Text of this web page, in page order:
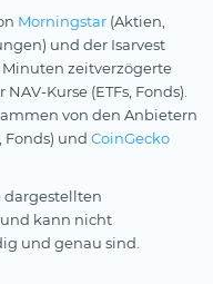
Morningstar (Aktien,
und der Isarvest
Minuten zeitverzögerte
Kurse (ETFs, Fonds).
von den Anbietern
Fonds) und CoinGecko
dargestellten
kann nicht
und genau sind.